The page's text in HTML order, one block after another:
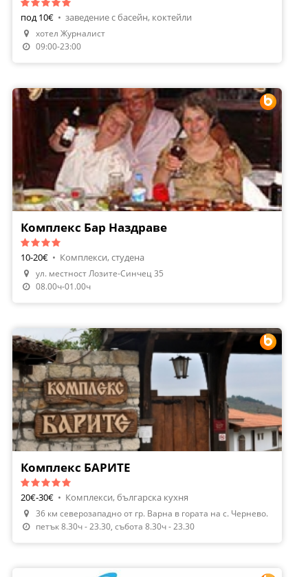
под 10€ • заведение с басейн, коктейли
хотел Журналист
09:00-23:00
Направи Резервация
Комплекс Бар Наздраве
10-20€ • Комплекси, студена
ул. местност Лозите-Синчец 35
08.00ч-01.00ч
Направи Резервация
Комплекс БАРИТЕ
20€-30€ • Комплекси, българска кухня
36 км северозападно от гр. Варна в гората на с. Чернево.
петък 8.30ч - 23.30, събота 8.30ч - 23.30